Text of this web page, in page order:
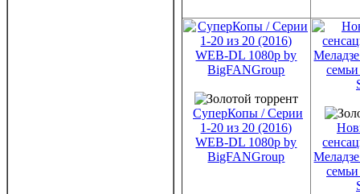
СуперКопы / Серии
1-20 из 20 (2016)
WEB-DL 1080p by
BigFANGroup